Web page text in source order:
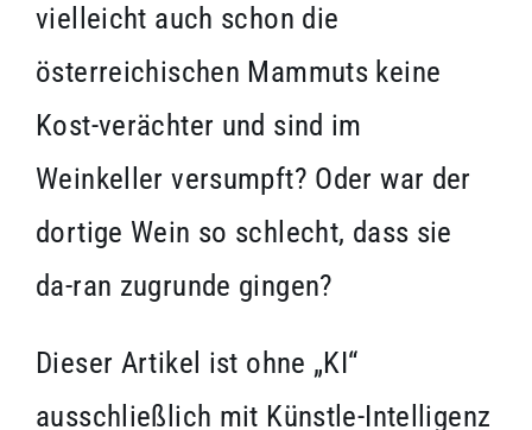
vielleicht auch schon die
österreichischen Mammuts keine
Kost-verächter und sind im
Weinkeller versumpft? Oder war der
dortige Wein so schlecht, dass sie
da-ran zugrunde gingen?
Dieser Artikel ist ohne „KI“
ausschließlich mit Künstle-Intelligenz